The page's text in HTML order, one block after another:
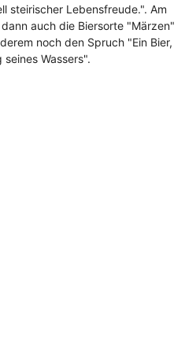
steirischer Lebensfreude.". Am
auch die Biersorte "Märzen"
noch den Spruch "Ein Bier,
Wassers".